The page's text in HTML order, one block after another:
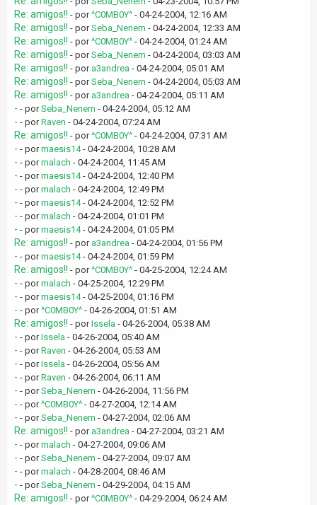
Re: amigos!! - por^C0MB0Y^ - 04-24-2004, 12:16 AM
Re: amigos!! - porSeba_Nenem - 04-24-2004, 12:33 AM
Re: amigos!! - por^C0MB0Y^ - 04-24-2004, 01:24 AM
Re: amigos!! - porSeba_Nenem - 04-24-2004, 03:03 AM
Re: amigos!! - por a3andrea - 04-24-2004, 05:01 AM
Re: amigos!! - porSeba_Nenem - 04-24-2004, 05:03 AM
Re: amigos!! - por a3andrea - 04-24-2004, 05:11 AM
- - porSeba_Nenem - 04-24-2004, 05:12 AM
- - porRaven - 04-24-2004, 07:24 AM
Re: amigos!! - por^C0MB0Y^ - 04-24-2004, 07:31 AM
- - pormaesis14- 04-24-2004, 10:28 AM
- - pormalach - 04-24-2004, 11:45 AM
- - pormaesis14- 04-24-2004, 12:40 PM
- - pormalach - 04-24-2004, 12:49 PM
- - pormaesis14- 04-24-2004, 12:52 PM
- - pormalach - 04-24-2004, 01:01 PM
- - pormaesis14- 04-24-2004, 01:05 PM
Re: amigos!! - por a3andrea - 04-24-2004, 01:56 PM
- - pormaesis14- 04-24-2004, 01:59 PM
Re: amigos!! - por^C0MB0Y^ - 04-25-2004, 12:24 AM
- - pormalach - 04-25-2004, 12:29 PM
- - pormaesis14- 04-25-2004, 01:16 PM
- - por^C0MB0Y^ - 04-26-2004, 01:51 AM
Re: amigos!! - porIssela - 04-26-2004, 05:38 AM
- - porIssela - 04-26-2004, 05:40 AM
- - porRaven - 04-26-2004, 05:53 AM
- - porIssela - 04-26-2004, 05:56 AM
- - porRaven - 04-26-2004, 06:11 AM
- - porSeba_Nenem - 04-26-2004, 11:56 PM
- - por^C0MB0Y^ - 04-27-2004, 12:14 AM
- - porSeba_Nenem - 04-27-2004, 02:06 AM
Re: amigos!! - por a3andrea - 04-27-2004, 03:21 AM
- - pormalach - 04-27-2004, 09:06 AM
- - porSeba_Nenem - 04-27-2004, 09:07 AM
- - pormalach - 04-28-2004, 08:46 AM
- - porSeba_Nenem - 04-29-2004, 04:15 AM
Re: amigos!! - por^C0MB0Y^ - 04-29-2004, 06:24 AM